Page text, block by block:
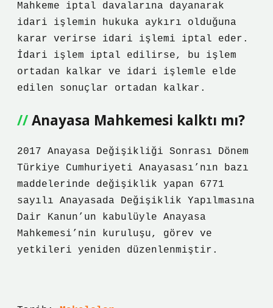
Mahkeme iptal davalarına dayanarak
idari işlemin hukuka aykırı olduğuna
karar verirse idari işlemi iptal eder.
İdari işlem iptal edilirse, bu işlem
ortadan kalkar ve idari işlemle elde
edilen sonuçlar ortadan kalkar.
Anayasa Mahkemesi kalktı mı?
2017 Anayasa Değişikliği Sonrası Dönem
Türkiye Cumhuriyeti Anayasası’nın bazı
maddelerinde değişiklik yapan 6771
sayılı Anayasada Değişiklik Yapılmasına
Dair Kanun’un kabulüyle Anayasa
Mahkemesi’nin kuruluşu, görev ve
yetkileri yeniden düzenlenmiştir.